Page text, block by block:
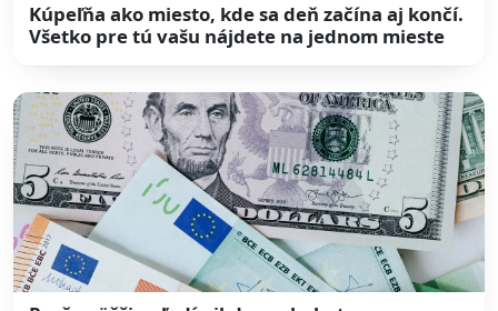
Kúpeľňa ako miesto, kde sa deň začína aj končí.
Všetko pre tú vašu nájdete na jednom mieste